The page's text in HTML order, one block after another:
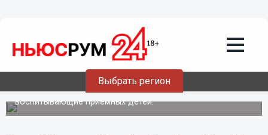
Выбрать регион
Праздничное мероприятие в честь
День матери состоится 27 ноября во
Дворце культуры ОАО «ГАЗ»
Гостями вечера станут более тысячи жительниц района,
в числе которых матери, удостоенные почетных наград,
воспитывающие приемных детей.